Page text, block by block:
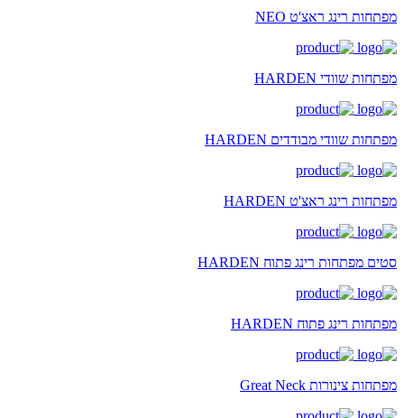
מפתחות רינג ראצ'ט NEO
מפתחות שוודי HARDEN
מפתחות שוודי מבודדים HARDEN
מפתחות רינג ראצ'ט HARDEN
סטים מפתחות רינג פתוח HARDEN
מפתחות רינג פתוח HARDEN
מפתחות צינורות Great Neck